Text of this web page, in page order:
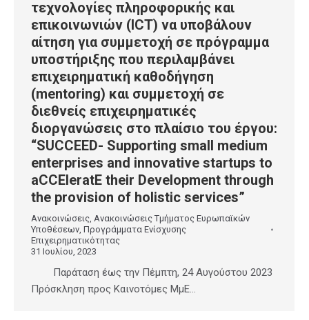
τεχνολογίες πληροφορικής και
επικοινωνιών (ICT) να υποβάλουν
αίτηση για συμμετοχή σε πρόγραμμα
υποστήριξης που περιλαμβάνει
επιχειρηματική καθοδήγηση
(mentoring) και συμμετοχή σε
διεθνείς επιχειρηματικές
διοργανώσεις στο πλαίσιο του έργου:
“SUCCEED- Supporting small medium
enterprises and innovative startups to
aCCEleratE their Development through
the provision of holistic services”
Ανακοινώσεις, Ανακοινώσεις Τμήματος Ευρωπαϊκών
Υποθέσεων, Προγράμματα Ενίσχυσης
Επιχειρηματικότητας
31 Ιουλίου, 2023
Παράταση έως την Πέμπτη, 24 Αυγούστου 2023
Πρόσκληση προς Καινοτόμες ΜμΕ…